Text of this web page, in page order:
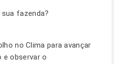
fazenda?
no Clima para avançar
e observar o